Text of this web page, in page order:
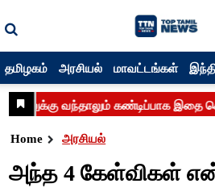
தமிழகம் அரசியல் மாவட்டங்கள்
Home அரசியல்
அந்த 4 கேள்விகள்